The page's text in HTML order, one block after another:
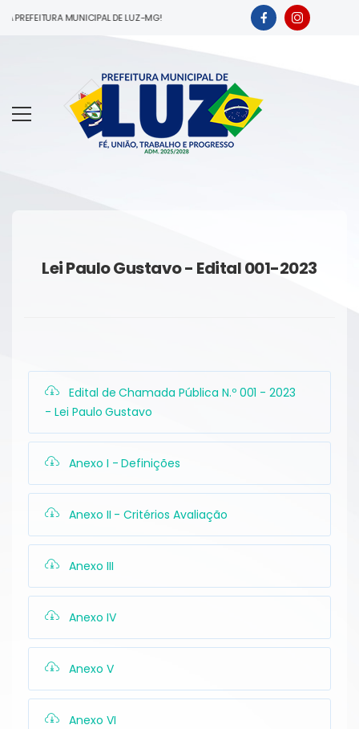
PREFEITURA MUNICIPAL DE LUZ-MG!
Lei Paulo Gustavo - Edital 001-2023
Edital de Chamada Pública N.º 001 - 2023
- Lei Paulo Gustavo
Anexo I - Definições
Anexo II - Critérios Avaliação
Anexo III
Anexo IV
Anexo V
Anexo VI